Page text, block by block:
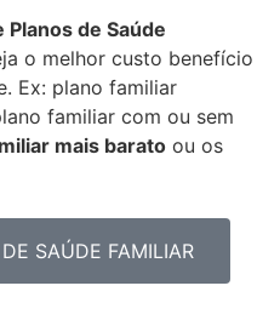
de Saúde
o melhor custo benefício
Ex: plano familiar
familiar com ou sem
mais barato ou os
SAÚDE FAMILIAR